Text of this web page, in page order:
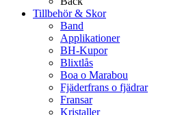
Tillbehör & Skor
Band
Applikationer
BH-Kupor
Blixtlås
Boa o Marabou
Fjäderfrans o fjädrar
Fransar
Kristaller